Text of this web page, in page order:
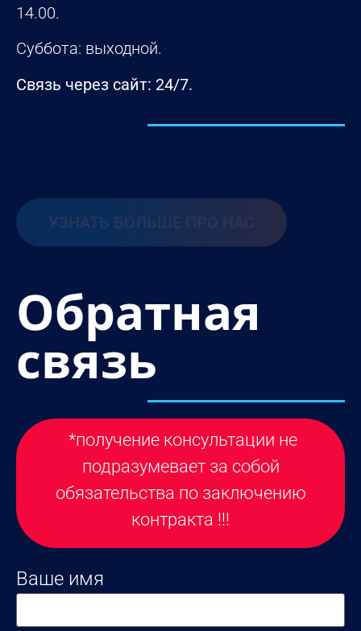
14.00.
Суббота: выходной.
Связь через сайт: 24/7.
УЗНАТЬ БОЛЬШЕ ПРО НАС
Обратная
связь
*получение консультации не
подразумевает за собой
обязательства по заключению
контракта !!!
Ваше имя